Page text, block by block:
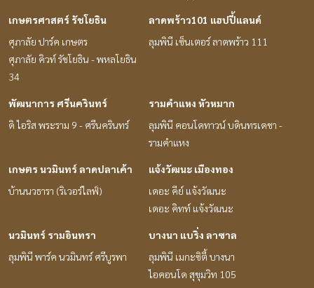
เกษตรศาสตร์ รัชโยธิน
ศุภาลัย ปาร์ค เกษตร
ศุภาลัย คิวท์ รัชโยธิน - พหลโยธิน
34
ลาดพร้าว101 แฮปปี้แลนด์
ลุมพินี เซ็นเตอร์ ลาดพร้าว 111
พัฒนาการ ศรีนครินทร์
ดิ ไอริส พระราม 9 - ศรีนครินทร์
รามคำแหง หัวหมาก
ลุมพินี คอนโดทาวน์ บดินทรเดชา -
รามคำแหง
เกษตร นวมินทร์ ลาดปลาเค้า
บ้านนวธารา (ริเวอร์ไลฟ์)
แจ้งวัฒนะ เมืองทอง
เดอะ คีย์ แจ้งวัฒนะ
เดอะ คิทท์ แจ้งวัฒนะ
นวมินทร์ รามอินทรา
ลุมพินี พาร์ค นวมินทร์ ศรีบูรพา
บางนา แบริ่ง ลาซาล
ลุมพินี เมกะซิตี้ บางนา
ไอคอนโด สุขุมวิท 105